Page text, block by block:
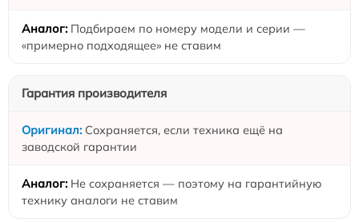
Подбираем по номеру модели и серии —
«примерно подходящее» не ставим
Гарантия производителя
Сохраняется, если техника ещё на
заводской гарантии
Не сохраняется — поэтому на гарантийную
технику аналоги не ставим